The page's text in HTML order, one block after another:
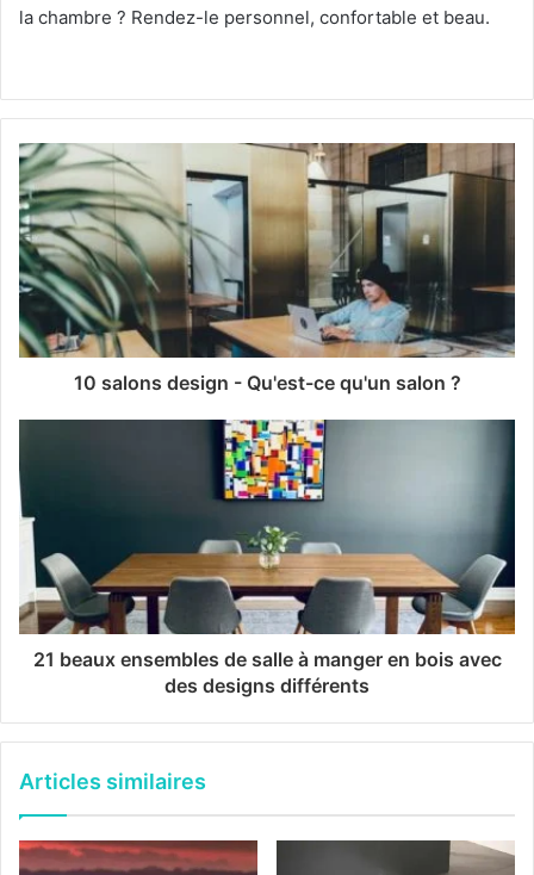
la chambre ? Rendez-le personnel, confortable et beau.
10 salons design - Qu'est-ce qu'un salon ?
21 beaux ensembles de salle à manger en bois avec
des designs différents
Articles similaires